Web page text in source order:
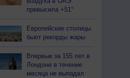
превысила +51°
Европейские столицы
бьют рекорды жары
Впервые за 155 лет в
Лондоне в течение
месяца не выпадал